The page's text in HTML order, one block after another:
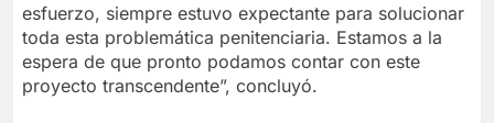
esfuerzo, siempre estuvo expectante para solucionar
toda esta problemática penitenciaria. Estamos a la
espera de que pronto podamos contar con este
proyecto transcendente”, concluyó.